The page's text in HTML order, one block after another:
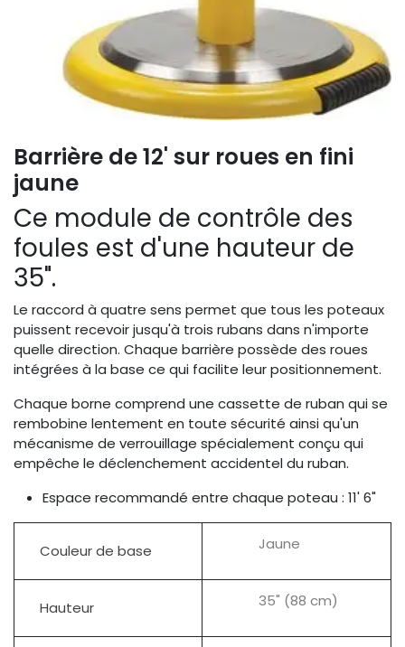
Barrière de 12' sur roues en fini
jaune
Ce module de contrôle des
foules est d'une hauteur de
35".
Le raccord à quatre sens permet que tous les poteaux
puissent recevoir jusqu'à trois rubans dans n'importe
quelle direction. Chaque barrière possède des roues
intégrées à la base ce qui facilite leur positionnement.
Chaque borne comprend une cassette de ruban qui se
rembobine lentement en toute sécurité ainsi qu'un
mécanisme de verrouillage spécialement conçu qui
empêche le déclenchement accidentel du ruban.
Espace recommandé entre chaque poteau : 11' 6"
Couleur de base Jaune
Hauteur 35" (88 cm)